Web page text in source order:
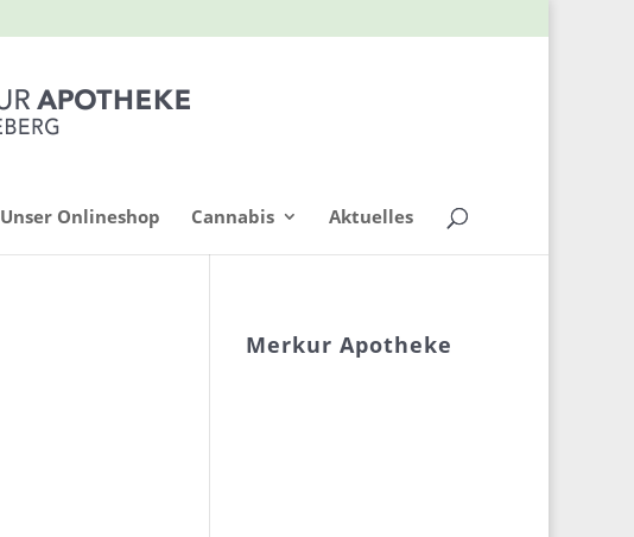
Unser Onlineshop Cannabis Aktuelles
Merkur Apotheke